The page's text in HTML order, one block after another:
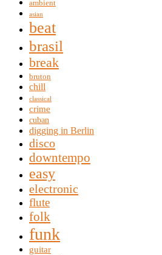
ambient
asian
beat
brasil
break
bruton
chill
classical
crime
cuban
digging in Berlin
disco
downtempo
easy
electronic
flute
folk
funk
guitar